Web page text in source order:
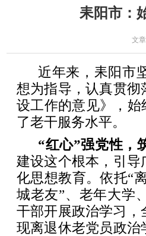
耒阳市：
文
近年来，耒阳市
想为指导，认真贯
设工作的意见》，始
了老干服务水平。
“红心”强党性，
建设这个根本，引
化思想教育。依托“
城老友”、老年大学
干部开展政治学习，
现离退休老党员政